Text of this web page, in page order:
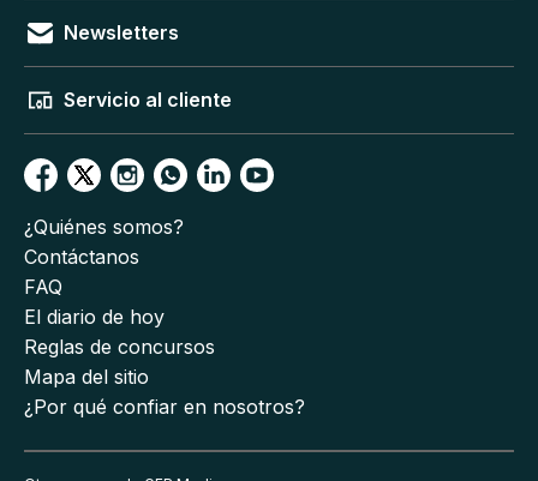
Newsletters
Servicio al cliente
¿Quiénes somos?
Contáctanos
FAQ
El diario de hoy
Reglas de concursos
Mapa del sitio
¿Por qué confiar en nosotros?